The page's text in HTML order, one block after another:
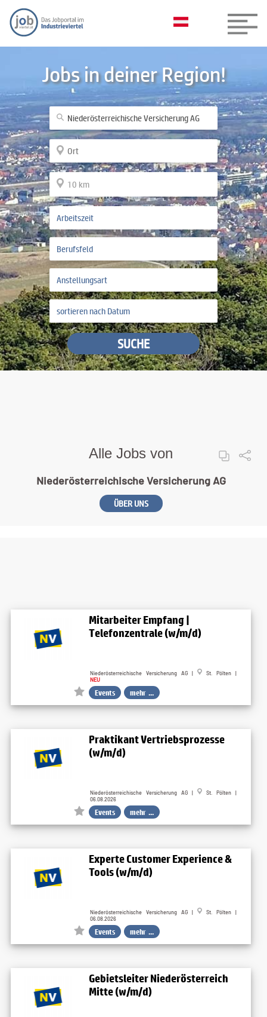
Jobs in deiner Region!
SUCHE
Alle Jobs von
Niederösterreichische Versicherung AG
ÜBER UNS
Mitarbeiter Empfang |
Telefonzentrale (w/m/d)
Niederösterreichische Versicherung AG |
St. Pölten |
NEU
Events mehr ...
Praktikant Vertriebsprozesse
(w/m/d)
Niederösterreichische Versicherung AG |
St. Pölten |
06.08.2026
Events mehr ...
Experte Customer Experience &
Tools (w/m/d)
Niederösterreichische Versicherung AG |
St. Pölten |
06.08.2026
Events mehr ...
Gebietsleiter Niederösterreich
Mitte (w/m/d)